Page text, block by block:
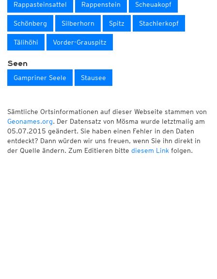
Rappasteinsattel Rappenstein Scheuakopf
Schönberg Silberhorn Spitz Stachlerkopf
Tälihöhi Vorder-Grauspitz
Seen
Gampriner Seele Stausee
Sämtliche Ortsinformationen auf dieser Webseite stammen von
Geonames.org. Der Datensatz von Mösma wurde letztmalig am
05.07.2015 geändert. Sie haben einen Fehler in den Daten
entdeckt? Dann würden wir uns freuen, wenn Sie ihn direkt in
der Quelle ändern. Zum Editieren bitte diesem Link folgen.